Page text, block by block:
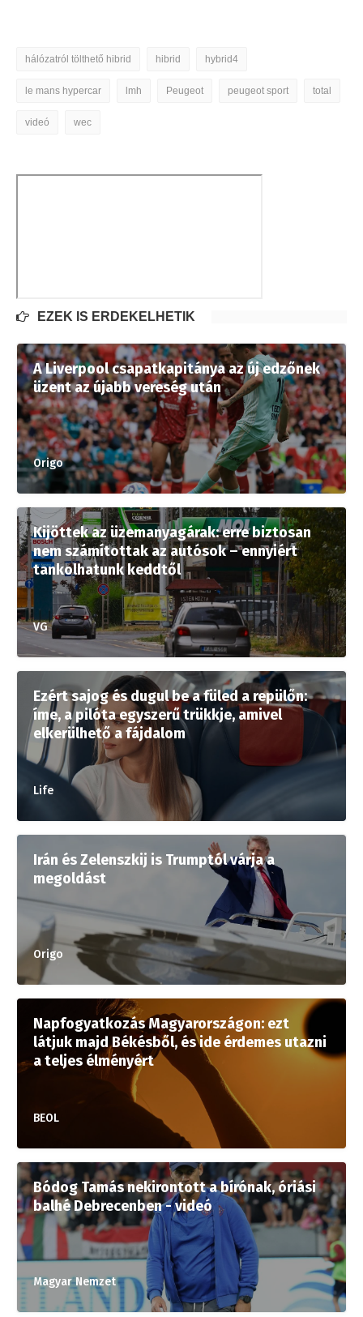
hálózatról tölthető hibrid hibrid hybrid4
le mans hypercar lmh Peugeot peugeot sport total
videó wec
EZEK IS ÉRDEKELHETIK
A Liverpool csapatkapitánya az új edzőnek
üzent az újabb vereség után
Origo
Kijöttek az üzemanyagárak: erre biztosan
nem számítottak az autósok – ennyiért
tankolhatunk keddtől
VG
Ezért sajog és dugul be a füled a repülőn:
íme, a pilóta egyszerű trükkje, amivel
elkerülhető a fájdalom
Life
Irán és Zelenszkij is Trumptól várja a
megoldást
Origo
Napfogyatkozás Magyarországon: ezt
látjuk majd Békésből, és ide érdemes utazni
a teljes élményért
BEOL
Bódog Tamás nekirontott a bírónak, óriási
balhé Debrecenben - videó
Magyar Nemzet